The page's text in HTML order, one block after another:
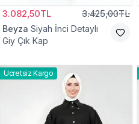
3.082,50TL 3.425,00TL
Beyza Siyah İnci Detaylı
Giy Çık Kap
Ücretsiz Kargo